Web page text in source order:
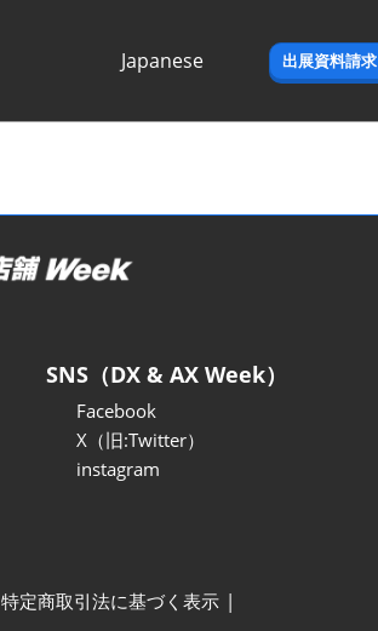
Japanese
出展資料請求
SNS（DX & AX Week）
Facebook
X（旧:Twitter）
instagram
特定商取引法に基づく表示